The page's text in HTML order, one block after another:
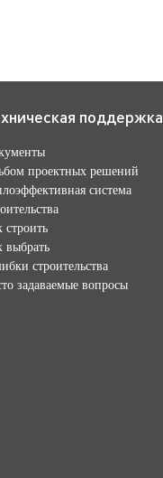
поддержка
проектных решений
система
строить
выбрать
строительства
задаваемые вопросы